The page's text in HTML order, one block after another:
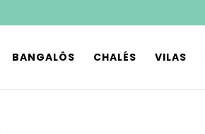
BANGALÔS CHALÉS VILAS